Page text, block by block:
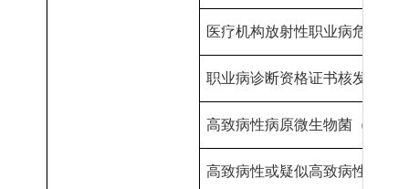
医疗机构放射性职业病危害建
职业病诊断资格证书核发
高致病性病原微生物菌（毒）
高致病性或疑似高致病性病原